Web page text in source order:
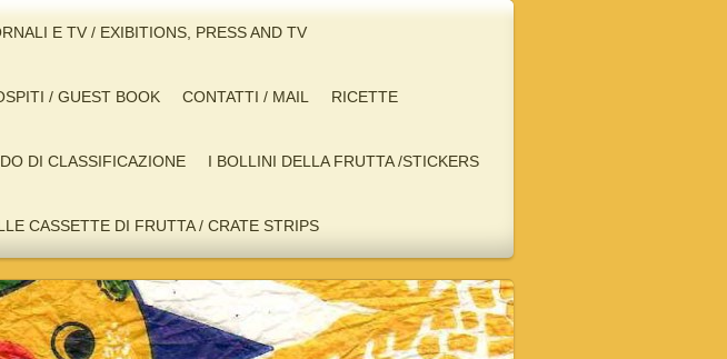
E TV / EXIBITIONS, PRESS AND TV
/ GUEST BOOK CONTATTI / MAIL RICETTE
DI CLASSIFICAZIONE I BOLLINI DELLA FRUTTA /STICKERS
CASSETTE DI FRUTTA / CRATE STRIPS